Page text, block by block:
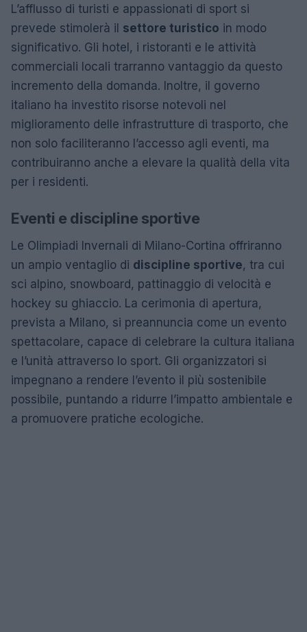
L’afflusso di turisti e appassionati di sport si
prevede stimolerà il settore turistico in modo
significativo. Gli hotel, i ristoranti e le attività
commerciali locali trarranno vantaggio da questo
incremento della domanda. Inoltre, il governo
italiano ha investito risorse notevoli nel
miglioramento delle infrastrutture di trasporto, che
non solo faciliteranno l’accesso agli eventi, ma
contribuiranno anche a elevare la qualità della vita
per i residenti.
Eventi e discipline sportive
Le Olimpiadi Invernali di Milano-Cortina offriranno
un ampio ventaglio di discipline sportive, tra cui
sci alpino, snowboard, pattinaggio di velocità e
hockey su ghiaccio. La cerimonia di apertura,
prevista a Milano, si preannuncia come un evento
spettacolare, capace di celebrare la cultura italiana
e l’unità attraverso lo sport. Gli organizzatori si
impegnano a rendere l’evento il più sostenibile
possibile, puntando a ridurre l’impatto ambientale e
a promuovere pratiche ecologiche.